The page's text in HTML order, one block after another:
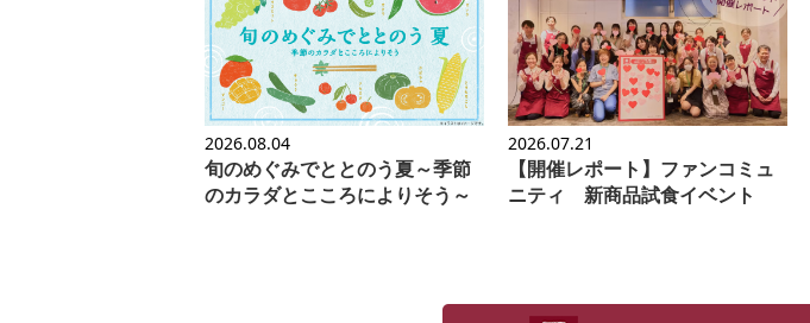
2026.08.04
旬のめぐみでととのう夏～季節
のカラダとこころによりそう～
2026.07.21
【開催レポート】ファンコミュ
ニティ 新商品試食イベント